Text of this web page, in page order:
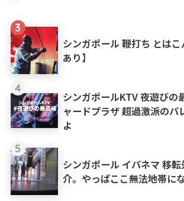
3
シンガポール 鞭打ち とは
あり】
4
シンガポールKTV 夜遊びの
ャードプラザ 超過激派のパ
よ
5
シンガポール イパネマ 移
介。やっぱここ無法地帯に